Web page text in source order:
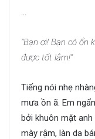
“Bạn ơi! Bạn có ổn
được tốt lắm!”
Tiếng nói nhẹ
mưa ồn ã. Em
bởi khuôn mặt
mày rậm, làn da